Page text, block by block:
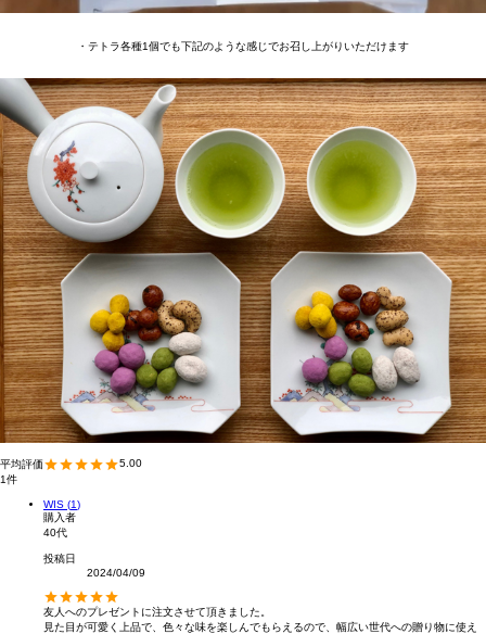
・テトラ各種1個でも下記のような感じでお召し上がりいただけます
5.00
1
WIS
1
購入者
40代
投稿日
2024/04/09
友人へのプレゼントに注文させて頂きました。
見た目が可愛く上品で、色々な味を楽しんでもらえるので、幅広い世代への贈り物に使え